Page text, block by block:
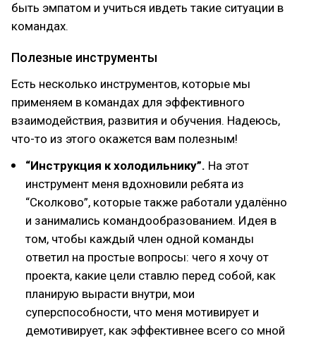
быть эмпатом и учиться ивдеть такие ситуации в
командах.
Полезные инструменты
Есть несколько инструментов, которые мы
применяем в командах для эффективного
взаимодействия, развития и обучения. Надеюсь,
что-то из этого окажется вам полезным!
“Инструкция к холодильнику”. На этот
инструмент меня вдохновили ребята из
“Сколково”, которые также работали удалённо
и занимались командообразованием. Идея в
том, чтобы каждый член одной команды
ответил на простые вопросы: чего я хочу от
проекта, какие цели ставлю перед собой, как
планирую вырасти внутри, мои
суперспособности, что меня мотивирует и
демотивирует, как эффективнее всего со мной